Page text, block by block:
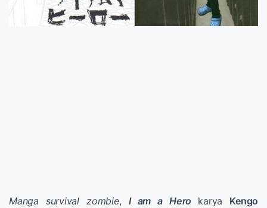
Manga survival zombie, I am a Hero karya Kengo